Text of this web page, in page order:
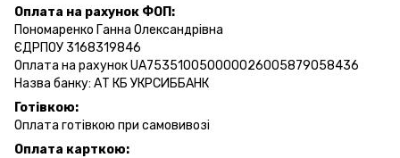
Оплата на рахунок ФОП:
Пономаренко Ганна Олександрівна
ЄДРПОУ 3168319846
Оплата на рахунок UA753510050000026005879058436
Назва банку: АТ КБ УКРСИББАНК
Готівкою:
Оплата готівкою при самовивозі
Оплата карткою: